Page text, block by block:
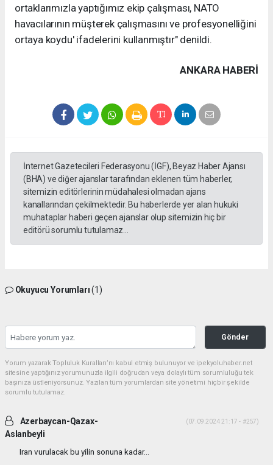
ortaklarımızla yaptığımız ekip çalışması, NATO
havacılarının müşterek çalışmasını ve profesyonelliğini
ortaya koydu' ifadelerini kullanmıştır" denildi.
ANKARA HABERİ
İnternet Gazetecileri Federasyonu (İGF), Beyaz Haber Ajansı
(BHA) ve diğer ajanslar tarafından eklenen tüm haberler,
sitemizin editörlerinin müdahalesi olmadan ajans
kanallarından çekilmektedir. Bu haberlerde yer alan hukuki
muhataplar haberi geçen ajanslar olup sitemizin hiç bir
editörü sorumlu tutulamaz...
Okuyucu Yorumları(1)
Gönder
Yorum yazarak Topluluk Kuralları’nı kabul etmiş bulunuyor ve ipekyoluhaber.net
sitesine yaptığınız yorumunuzla ilgili doğrudan veya dolaylı tüm sorumluluğu tek
başınıza üstleniyorsunuz. Yazılan tüm yorumlardan site yönetimi hiçbir şekilde
sorumlu tutulamaz.
Azerbaycan-Qazax-
Aslanbeyli
(07.09.2024 21:17 - #257)
Iran vurulacak bu yilin sonuna kadar...